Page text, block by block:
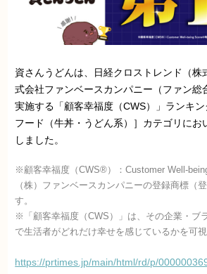
資さんうどんは、日経クロストレンド（株
式会社ファンベースカンパニー（ファン総
実施する「顧客幸福度（CWS）」ランキ
フード（牛丼・うどん系）］カテゴリにお
しました。
※顧客幸福度（CWS®）：Customer Well-
（株）ファンベースカンパニーの登録商標（
す。
※「顧客幸福度（CWS）」は、その企業・ブ
で生活者がどれだけ幸せを感じているかを可視
https://prtimes.jp/main/html/rd/p/